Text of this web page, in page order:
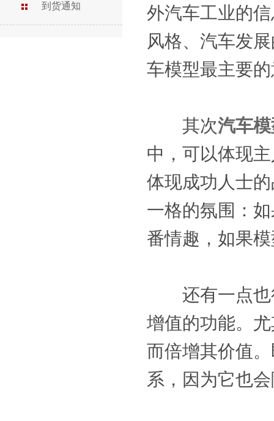
到货通知
外汽车工业的
风格、汽车发
车模型最主要
其次汽车
中，可以体现
体现成功人士
一格的氛围：
番情趣，如果
还有一点也
增值的功能。
而倍增其价值
系，因为它也